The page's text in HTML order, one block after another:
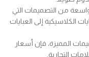
من التصميمات التي
الكلاسيكية إلى العبايات
المميزة، فإن أسعار
التجارية.